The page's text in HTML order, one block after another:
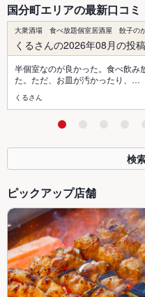
国分町エリアの最新口コミ
大衆酒場 食べ放題個室居酒屋 餃子の
くるさんの2026年08月の投稿
半個室なのが良かった。食べ飲み
た。ただ、お皿が汚かったり、…
くるさん
検
ピックアップ店舗